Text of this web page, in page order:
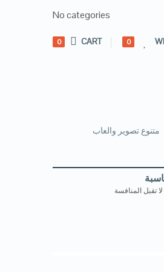
No categories
0
CART
0
متنوع تصوير والعاب
تقبل المنافسة